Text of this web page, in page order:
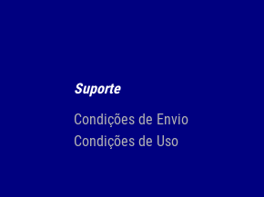
Suporte
Condições de Envio
Condições de Uso